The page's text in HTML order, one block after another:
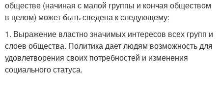
обществе (начиная с малой группы и кончая обществом
в целом) может быть сведена к следующему:
1. Выражение властно значимых интересов всех групп и
слоев общества. Политика дает людям возможность для
удовлетворения своих потребностей и изменения
социального статуса.